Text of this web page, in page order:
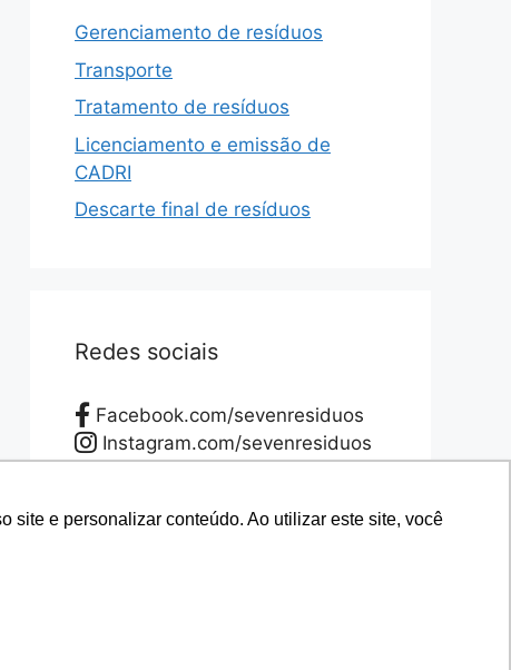
site e personalizar conteúdo. Ao utilizar este site, você
site e personalizar conteúdo. Ao utilizar este site, você
Gerenciamento de resíduos
Transporte
Tratamento de resíduos
Licenciamento e emissão de
CADRI
Descarte final de resíduos
Redes sociais
Facebook.com/sevenresiduos
Instagram.com/sevenresiduos
Twitter.com/sevenresiduos